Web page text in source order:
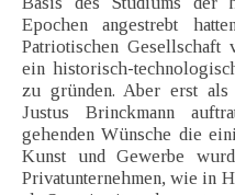
Epochen angestrebt
Patriotischen Gesellschaft
ein historisch-
zu gründen. Aber erst
Justus Brinckmann
gehenden Wünsche die
Kunst und Gewerbe
Privatunternehmen, wie in